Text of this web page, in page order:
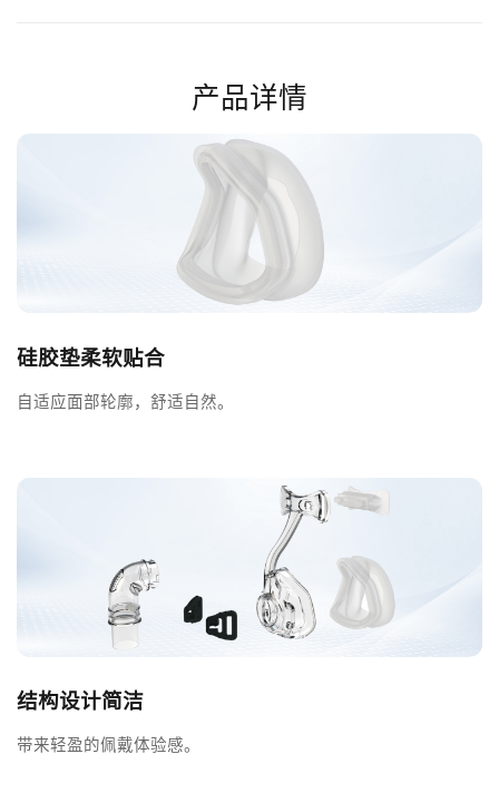
产品详情
硅胶垫柔软贴合
自适应面部轮廓，舒适自然。
结构设计简洁
带来轻盈的佩戴体验感。